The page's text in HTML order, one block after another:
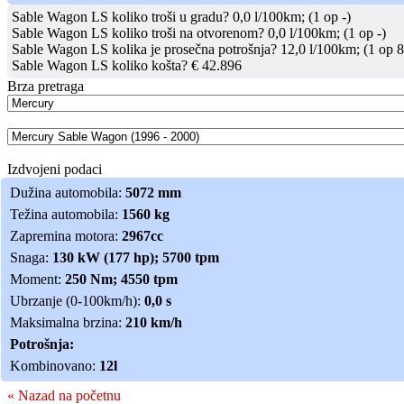
Sable Wagon LS koliko troši u gradu? 0,0 l/100km; (1 op -)
Sable Wagon LS koliko troši na otvorenom? 0,0 l/100km; (1 op -)
Sable Wagon LS kolika je prosečna potrošnja? 12,0 l/100km; (1 op
Sable Wagon LS koliko košta? € 42.896
Brza pretraga
Izdvojeni podaci
Dužina automobila: 5072 mm
Težina automobila: 1560 kg
Zapremina motora: 2967cc
Snaga: 130 kW (177 hp); 5700 tpm
Moment: 250 Nm; 4550 tpm
Ubrzanje (0-100km/h): 0,0 s
Maksimalna brzina: 210 km/h
Potrošnja:
Kombinovano: 12l
« Nazad na početnu